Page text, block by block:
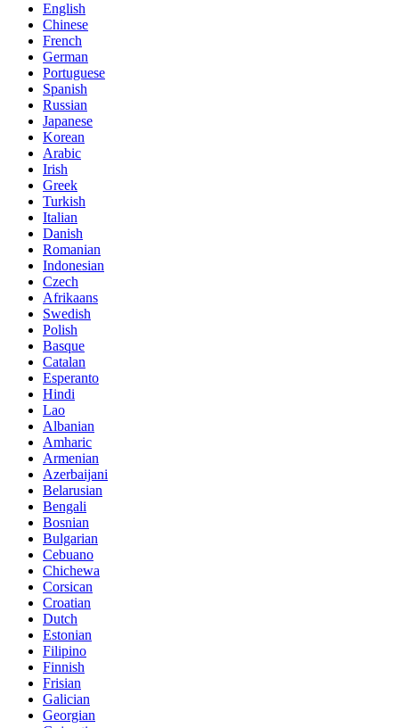
English
Chinese
French
German
Portuguese
Spanish
Russian
Japanese
Korean
Arabic
Irish
Greek
Turkish
Italian
Danish
Romanian
Indonesian
Czech
Afrikaans
Swedish
Polish
Basque
Catalan
Esperanto
Hindi
Lao
Albanian
Amharic
Armenian
Azerbaijani
Belarusian
Bengali
Bosnian
Bulgarian
Cebuano
Chichewa
Corsican
Croatian
Dutch
Estonian
Filipino
Finnish
Frisian
Galician
Georgian